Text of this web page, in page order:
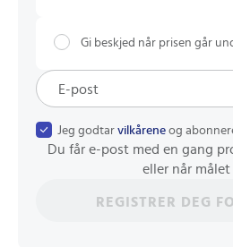
Gi beskjed når prisen går
Jeg godtar vilkårene og
Du får e-post med en gang
eller når
REGISTRER DEG